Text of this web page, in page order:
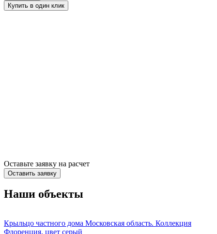
Купить в один клик
Оставьте заявку на расчет
Оставить заявку
Наши объекты
Крыльцо частного дома Московская область. Коллекция
Флоренция, цвет серый